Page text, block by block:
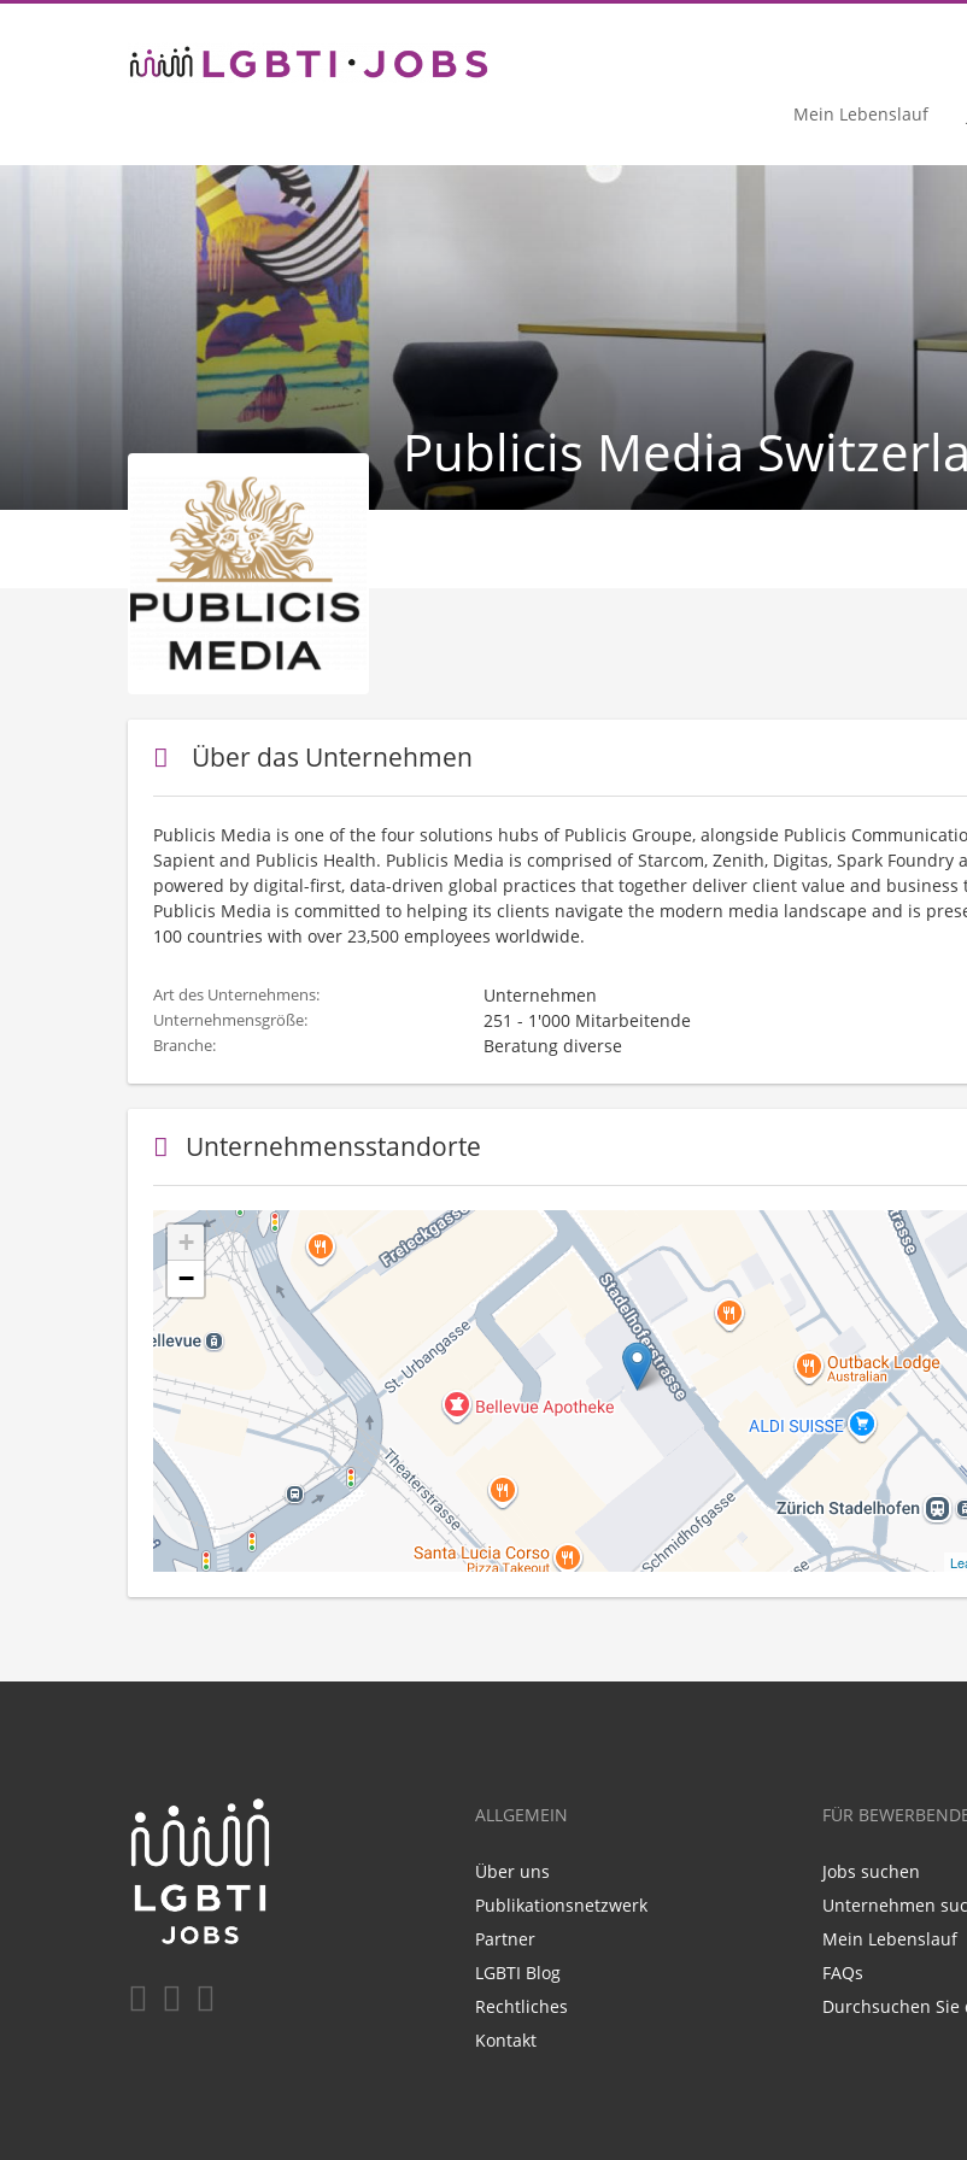
Mein Lebenslauf
Publicis Media
Über das Unternehmen
Publicis Media is one of the four solutions hubs of Publicis Groupe, alongside Publicis
Sapient and Publicis Health. Publicis Media is comprised of Starcom, Zenith, Digitas, Spark Foundry
powered by digital-first, data-driven global practices that together deliver client value and business
Publicis Media is committed to helping its clients navigate the modern media landscape and is
100 countries with over 23,500 employees worldwide.
Art des Unternehmens: Unternehmen
Unternehmensgröße: 251 - 1'000 Mitarbeitende
Branche: Beratung diverse
Unternehmensstandorte
+
−
ALLGEMEIN
Über uns
Publikationsnetzwerk
Partner
LGBTI Blog
Rechtliches
Kontakt
FÜR
Jobs suchen
Unternehmen
Mein Lebenslauf
FAQs
Durchsuchen